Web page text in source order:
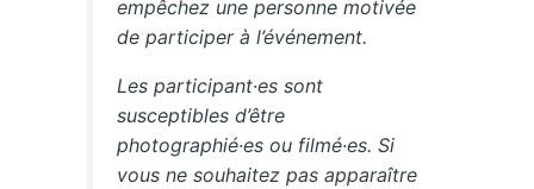
empêchez une personne motivée
de participer à l’événement.
Les participant·es sont
susceptibles d’être
photographié·es ou filmé·es. Si
vous ne souhaitez pas apparaître